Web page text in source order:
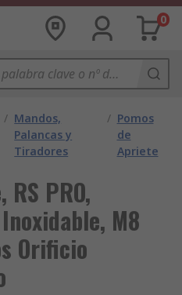
0
/ Mandos,
Palancas y
Tiradores
/ Pomos
de
Apriete
PRO,
M8
Orificio